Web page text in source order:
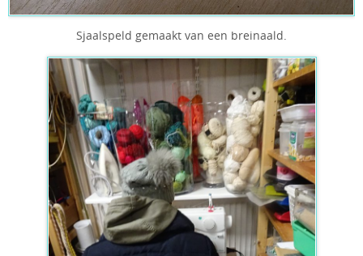
Sjaalspeld gemaakt van een breinaald.